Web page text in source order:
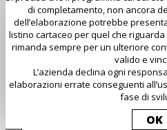
di completamento, non ancora
dell’elaborazione potrebbe
listino cartaceo per quel che
rimanda sempre per un ulteriore
valido e
L’azienda declina ogni
elaborazioni errate conseguenti
fase di
OK